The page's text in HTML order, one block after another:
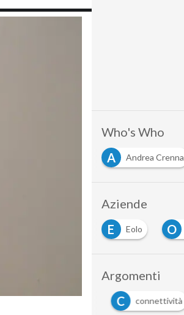
Who's Who
A
Andrea Crenna
Aziende
E
Eolo O
Argomenti
5
C connettività